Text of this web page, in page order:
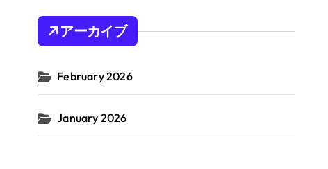
h
o
:
アーカイブ
February 2026
January 2026